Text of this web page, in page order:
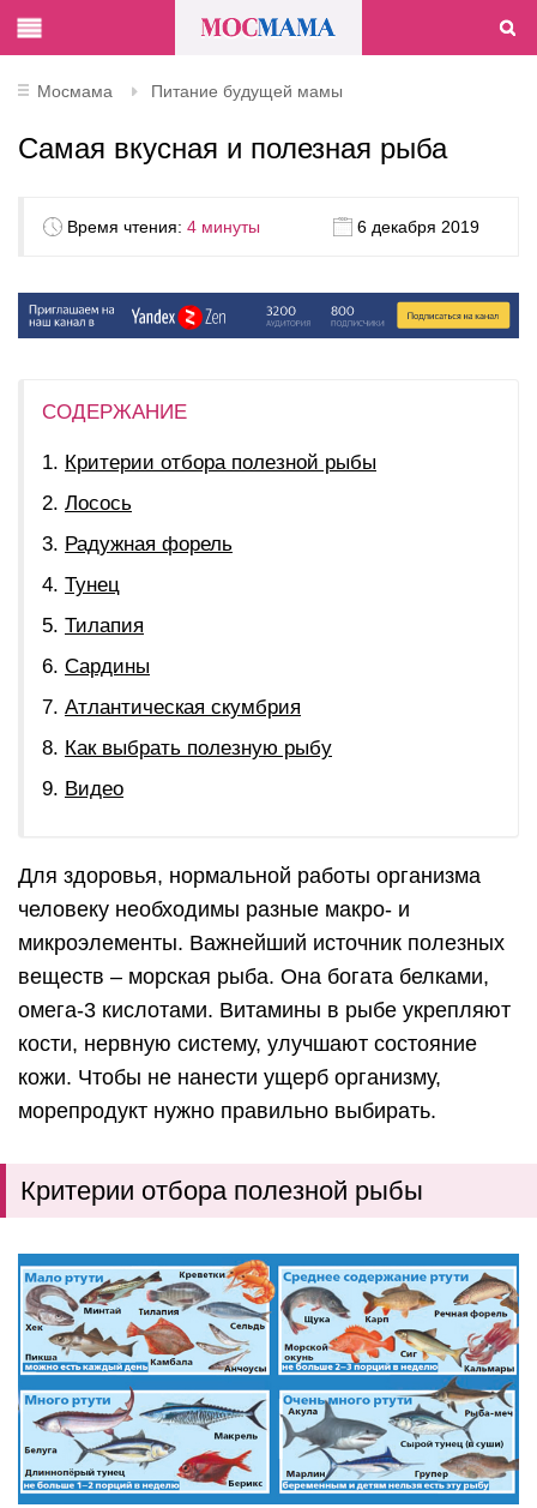
Мосмама Питание будущей мамы
Самая вкусная и полезная рыба
Время чтения: 4 минуты 6 декабря 2019
СОДЕРЖАНИЕ
Критерии отбора полезной рыбы
Лосось
Радужная форель
Тунец
Тилапия
Сардины
Атлантическая скумбрия
Как выбрать полезную рыбу
Видео
Для здоровья, нормальной работы организма
человеку необходимы разные макро- и
микроэлементы. Важнейший источник полезных
веществ – морская рыба. Она богата белками,
омега-3 кислотами. Витамины в рыбе укрепляют
кости, нервную систему, улучшают состояние
кожи. Чтобы не нанести ущерб организму,
морепродукт нужно правильно выбирать.
Критерии отбора полезной рыбы